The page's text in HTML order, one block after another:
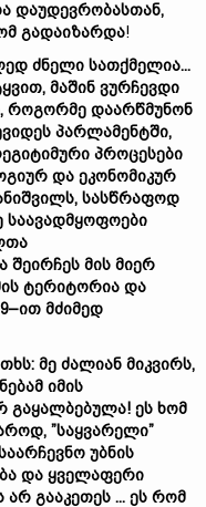
დაუდევრობასთან,
გადაიზარდა!
ძნელი სათქმელია...
მაშინ ვურჩევდი
როგორმე დაარწმუნონ
პარლამენტში,
პროცესები
და ეკონომიკურ
სასწრაფოდ
საავადმყოფოები
შეირჩეს მის მიერ
ტერიტორია და
–ით მძიმედ
მე ძალიან მიკვირს,
იმის
გაყალბებულა! ეს ხომ
”საყვარელი”
უბნის
და ყველაფერი
არ გააკეთეს ... ეს რომ